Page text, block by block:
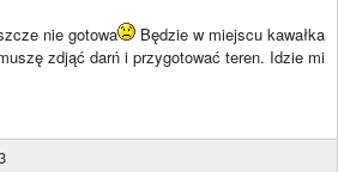
nie gotowa
Będzie w miejscu kawałka
zdjąć darń i przygotować teren. Idzie mi